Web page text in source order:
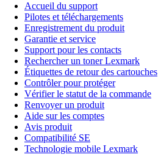
Accueil du support
Pilotes et téléchargements
Enregistrement du produit
Garantie et service
Support pour les contacts
Rechercher un toner Lexmark
Étiquettes de retour des cartouches
Contrôler pour protéger
Vérifier le statut de la commande
Renvoyer un produit
Aide sur les comptes
Avis produit
Compatibilité SE
Technologie mobile Lexmark